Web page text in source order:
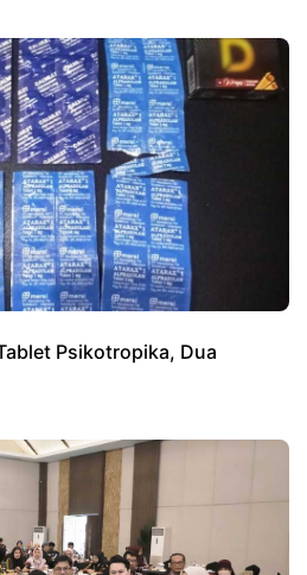
Psikotropika, Dua